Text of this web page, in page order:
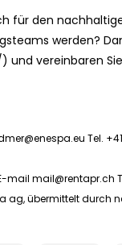
für den
werden?
und vereinbaren
Tel.
mail mail@rentapr.ch
ag, übermittelt durch